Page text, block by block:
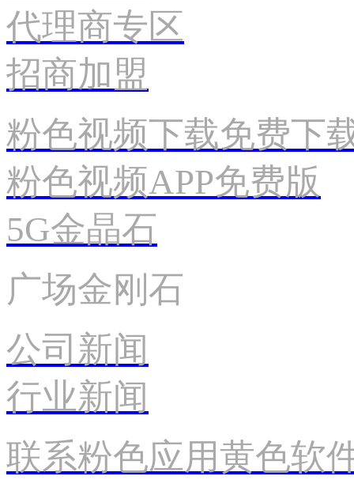
代理商专区
招商加盟
粉色视频下载免费下
粉色视频APP免费版
5G金晶石
广场金刚石
公司新闻
行业新闻
联系粉色应用黄色软